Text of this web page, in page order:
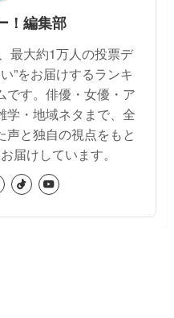
！編集部
最大約1万人の投票デ
”をお届けするランキ
です。俳優・女優・ア
学・地域ネタまで、全
声と独自の視点をもと
届けしています。